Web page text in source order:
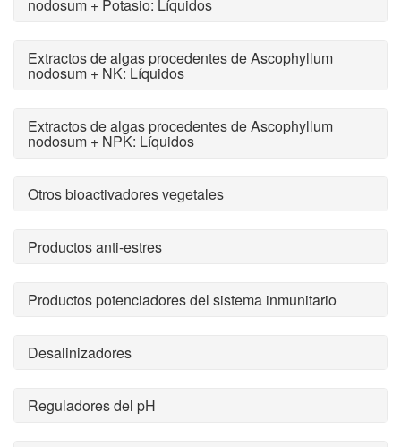
nodosum + Potasio: Líquidos
Extractos de algas procedentes de Ascophyllum
nodosum + NK: Líquidos
Extractos de algas procedentes de Ascophyllum
nodosum + NPK: Líquidos
Otros bioactivadores vegetales
Productos anti-estres
Productos potenciadores del sistema inmunitario
Desalinizadores
Reguladores del pH